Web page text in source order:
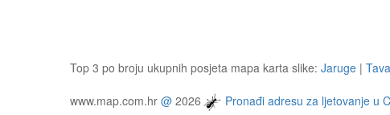
Top 3 po broju ukupnih posjeta mapa karta slike: Jaruge |
www.map.com.hr @ 2026 Pronađi adresu za ljetovanje u